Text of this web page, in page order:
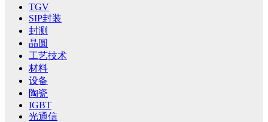
TGV
SIP封装
封测
晶圆
工艺技术
材料
设备
陶瓷
IGBT
光通信